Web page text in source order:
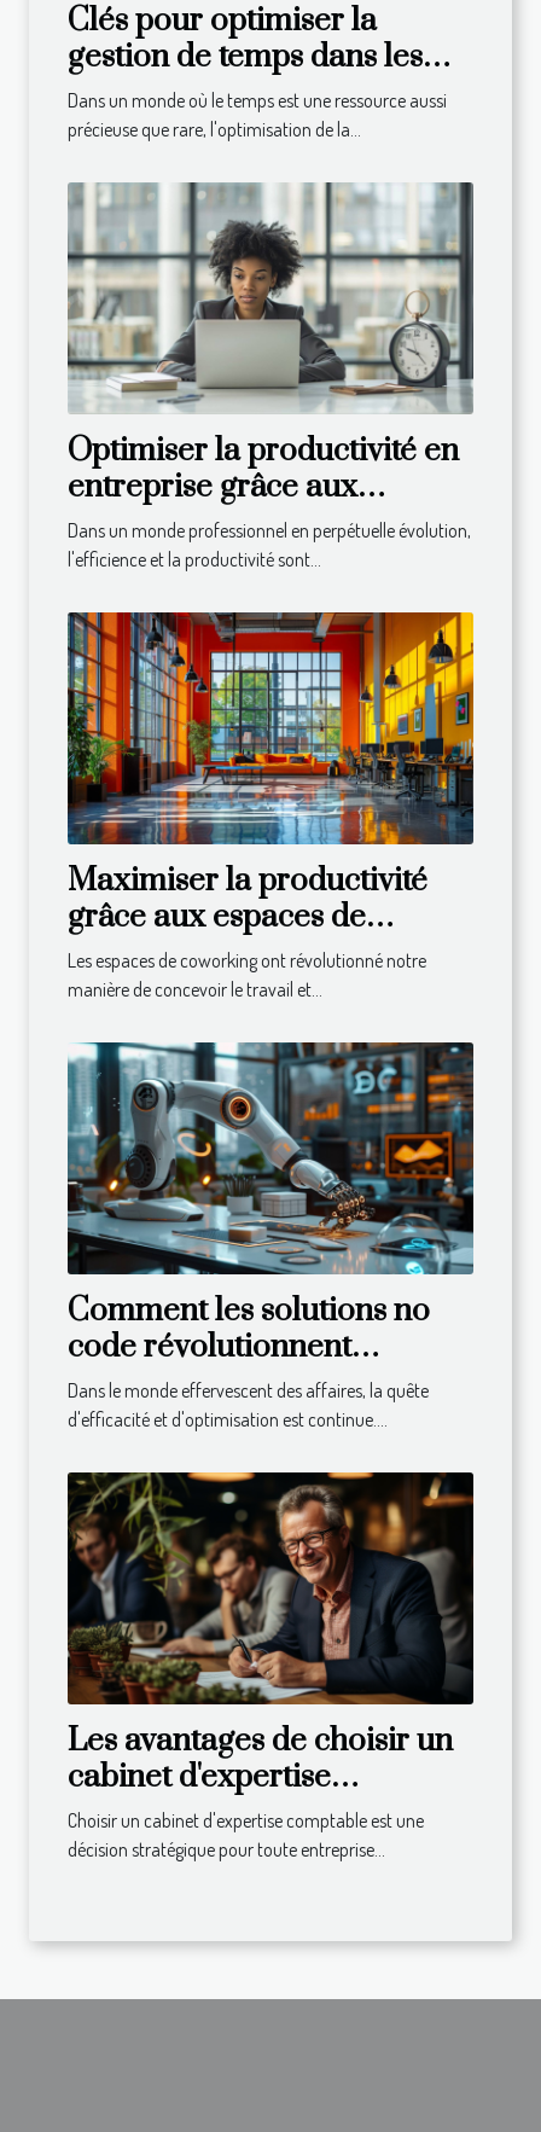
Clés pour optimiser la
gestion de temps dans les
PME
Dans un monde où le temps est une ressource aussi
précieuse que rare, l'optimisation de la...
Optimiser la productivité en
entreprise grâce aux
techniques modernes de
gestion du temps
Dans un monde professionnel en perpétuelle évolution,
l'efficience et la productivité sont...
Maximiser la productivité
grâce aux espaces de
coworking modernes
Les espaces de coworking ont révolutionné notre
manière de concevoir le travail et...
Comment les solutions no
code révolutionnent
l'automatisation des
processus dans les petites et
Dans le monde effervescent des affaires, la quête
d'efficacité et d'optimisation est continue....
Les avantages de choisir un
cabinet d'expertise
comptable local pour
dynamiser votre entreprise
Choisir un cabinet d'expertise comptable est une
décision stratégique pour toute entreprise...